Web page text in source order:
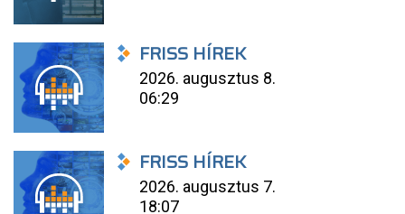
FRISS HÍREK
2026. augusztus 8.
06:29
FRISS HÍREK
2026. augusztus 7.
18:07